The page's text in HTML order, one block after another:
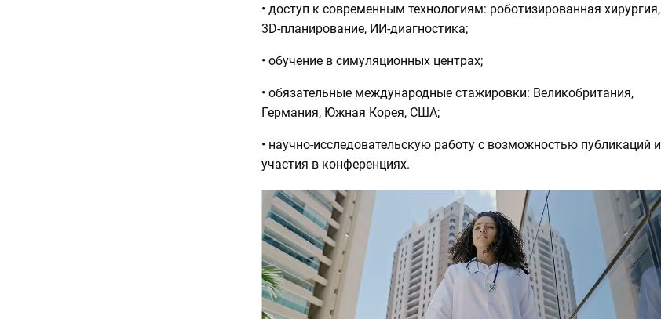
• доступ к современным технологиям: роботизированная хирургия,
3D-планирование, ИИ-диагностика;
• обучение в симуляционных центрах;
• обязательные международные стажировки: Великобритания,
Германия, Южная Корея, США;
• научно-исследовательскую работу с возможностью публикаций и
участия в конференциях.